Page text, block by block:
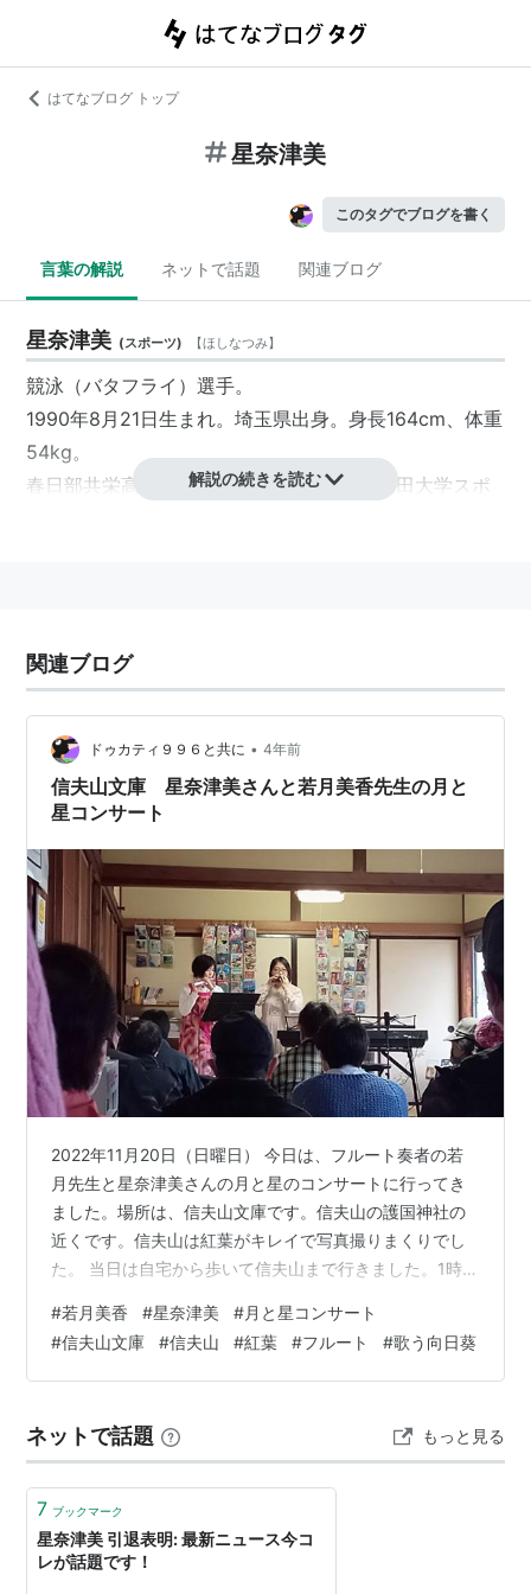
はてなブログ トップ
星奈津美
このタグでブログを書く
言葉の解説 ネットで話題 関連ブログ
星奈津美 (スポーツ) 【ほしなつみ】
競泳（バタフライ）選手。
1990年8月21日生まれ。埼玉県出身。身長164cm、体重
54kg。
春日部共栄高等学校を経て、2009年に早稲田大学スポ
自身の持つ日本記録をさらに更新する2分4秒69で優
勝。五輪派遣標準記録も突破し、2012年ロンドンオリ
ンピック代表に選出された。
解説の続きを読む
関連ブログ
ドゥカティ９９６と共に • 4年前
信夫山文庫 星奈津美さんと若月美香先生の月と
星コンサート
2022年11月20日（日曜日） 今日は、フルート奏者の若
月先生と星奈津美さんの月と星のコンサートに行ってき
ました。場所は、信夫山文庫です。信夫山の護国神社の
近くです。信夫山は紅葉がキレイで写真撮りまくりでし
た。 当日は自宅から歩いて信夫山まで行きました。1時間
ら少し下ったところに信夫山文庫があります。この先で
す。 赤や黄のコントラストが美しいです。 星奈津美さん
の歌声は明るくて良く通ります。フルートと相性が良い
たので満足でした。 お茶菓子を販売していたので買って
きました。月と星の特別に作…
#若月美香 #星奈津美 #月と星コンサート
#信夫山文庫 #信夫山 #紅葉 #フルート #歌う向日葵
ネットで話題 もっと見る
7 ブックマーク
星奈津美 引退表明: 最新ニュース今コ
レが話題です！